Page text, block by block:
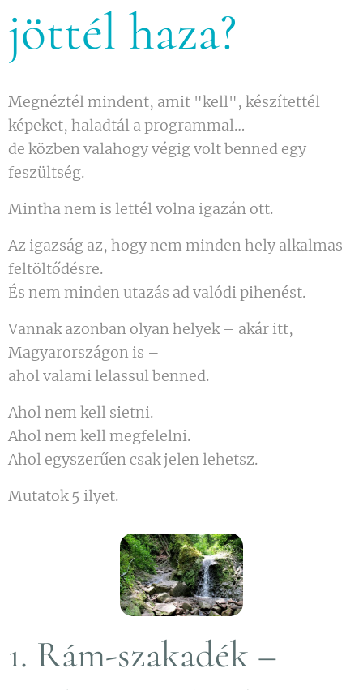
jöttél haza?
Megnéztél mindent, amit "kell", készítettél
képeket, haladtál a programmal…
de közben valahogy végig volt benned egy
feszültség.
Mintha nem is lettél volna igazán ott.
Az igazság az, hogy nem minden hely alkalmas
feltöltődésre.
És nem minden utazás ad valódi pihenést.
Vannak azonban olyan helyek – akár itt,
Magyarországon is –
ahol valami lelassul benned.
Ahol nem kell sietni.
Ahol nem kell megfelelni.
Ahol egyszerűen csak jelen lehetsz.
Mutatok 5 ilyet. 👇
1. Rám-szakadék –